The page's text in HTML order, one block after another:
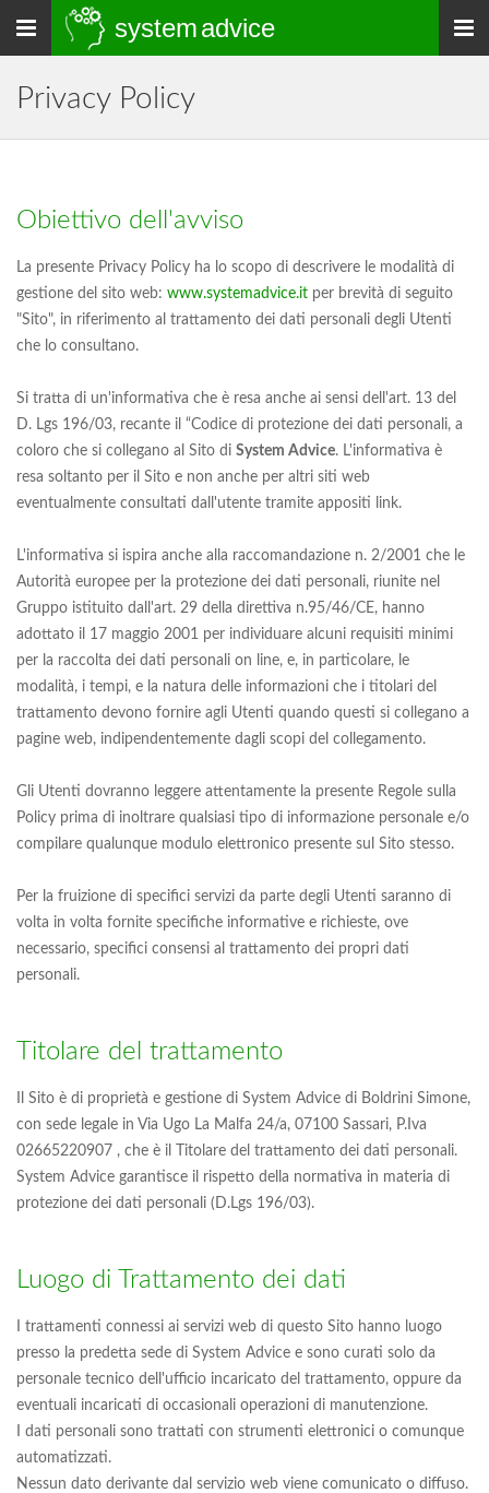
Togli
navigazione
systemadvice
Privacy Policy
Obiettivo dell'avviso
La presente Privacy Policy ha lo scopo di descrivere le modalità di
gestione del sito web: www.systemadvice.it per brevità di seguito
"Sito", in riferimento al trattamento dei dati personali degli Utenti
che lo consultano.
Si tratta di un'informativa che è resa anche ai sensi dell'art. 13 del
D. Lgs 196/03, recante il “Codice di protezione dei dati personali, a
coloro che si collegano al Sito di System Advice. L'informativa è
resa soltanto per il Sito e non anche per altri siti web
eventualmente consultati dall'utente tramite appositi link.
L'informativa si ispira anche alla raccomandazione n. 2/2001 che le
Autorità europee per la protezione dei dati personali, riunite nel
Gruppo istituito dall'art. 29 della direttiva n.95/46/CE, hanno
adottato il 17 maggio 2001 per individuare alcuni requisiti minimi
per la raccolta dei dati personali on line, e, in particolare, le
modalità, i tempi, e la natura delle informazioni che i titolari del
trattamento devono fornire agli Utenti quando questi si collegano a
pagine web, indipendentemente dagli scopi del collegamento.
Gli Utenti dovranno leggere attentamente la presente Regole sulla
Policy prima di inoltrare qualsiasi tipo di informazione personale e/o
compilare qualunque modulo elettronico presente sul Sito stesso.
Per la fruizione di specifici servizi da parte degli Utenti saranno di
volta in volta fornite specifiche informative e richieste, ove
necessario, specifici consensi al trattamento dei propri dati
personali.
Titolare del trattamento
Il Sito è di proprietà e gestione di System Advice di Boldrini Simone,
con sede legale in Via Ugo La Malfa 24/a, 07100 Sassari, P.Iva
02665220907 , che è il Titolare del trattamento dei dati personali.
System Advice garantisce il rispetto della normativa in materia di
protezione dei dati personali (D.Lgs 196/03).
Luogo di Trattamento dei dati
I trattamenti connessi ai servizi web di questo Sito hanno luogo
presso la predetta sede di System Advice e sono curati solo da
personale tecnico dell'ufficio incaricato del trattamento, oppure da
eventuali incaricati di occasionali operazioni di manutenzione.
I dati personali sono trattati con strumenti elettronici o comunque
automatizzati.
Nessun dato derivante dal servizio web viene comunicato o diffuso.